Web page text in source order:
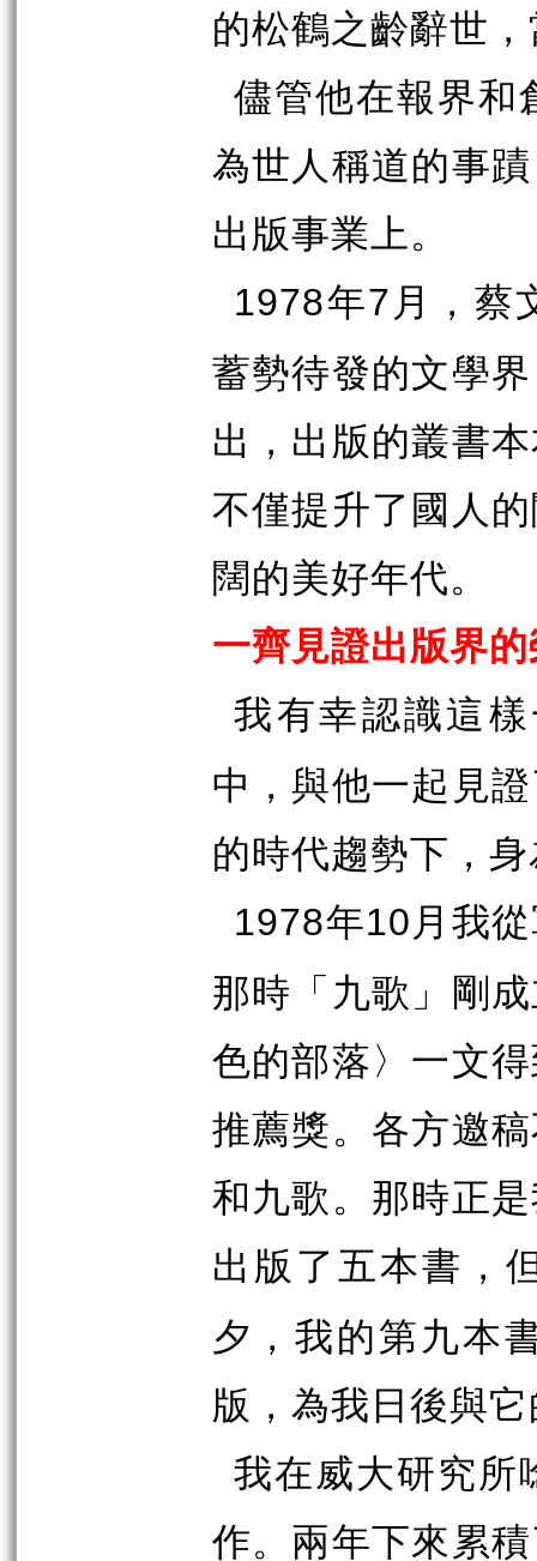
的松鶴之齡辭世
儘管他在報界和
為世人稱道的事
出版事業上。
1978年7 月，蔡
蓄勢待發的文學
出，出版的叢書
不僅提升了國人
闊的美好年代。
一齊見證出版界
我有幸認識這
中，與他一起見
的時代趨勢下，
1978年10月我
那時「九歌」剛
色的部落〉一文
推薦獎。各方邀
和九歌。那時正
出版了五本書，
夕，我的第九本
版，為我日後與
我在威大研究所
作。兩年下來累